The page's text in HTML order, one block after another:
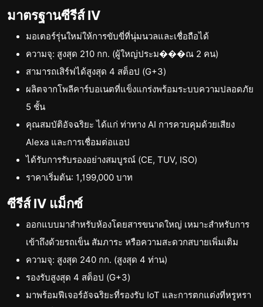
มาตรฐานซีรีส์ IV
มอเตอร์รุ่นใหม่ให้การขับขี่ที่นุ่มนวลและเชื่อถือได้
ความจุ: สูงสุด 210 กก. (ผู้ใหญ่ประม���ณ 2 คน)
สามารถเสิร์ฟได้สูงสุด 4 สต็อป (G+3)
ผลิตจากโพลีคาร์บอเนตที่แข็งแกร่งพร้อมระบบความปลอดภัย
5 ชั้น
คุณสมบัติอัจฉริยะ ได้แก่ ท่าทาง AI การควบคุมด้วยเสียง
Alexa และการเชื่อมต่อแอป
ได้รับการรับรองอย่างสมบูรณ์ (CE, TUV, ISO)
ราคาเริ่มต้น: 1,199,000 บาท
ซีรีส์ IV แม็กซ์
ออกแบบมาสำหรับห้องโดยสารขนาดใหญ่ เหมาะสำหรับการ
เข้าถึงด้วยรถเข็น สัมภาระ หรือความสะดวกสบายเพิ่มเติม
ความจุ: สูงสุด 240 กก. (สูงสุด 4 ท่าน)
รองรับสูงสุด 4 สต็อป (G+3)
มาพร้อมฟีเจอร์อัจฉริยะที่รองรับ IoT และการตกแต่งที่หรูหรา